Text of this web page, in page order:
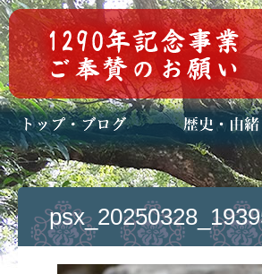
トップページ
ブログ(日々八百万)
お知らせ一覧 歴史・ご祭神
年中行事
メディア掲載